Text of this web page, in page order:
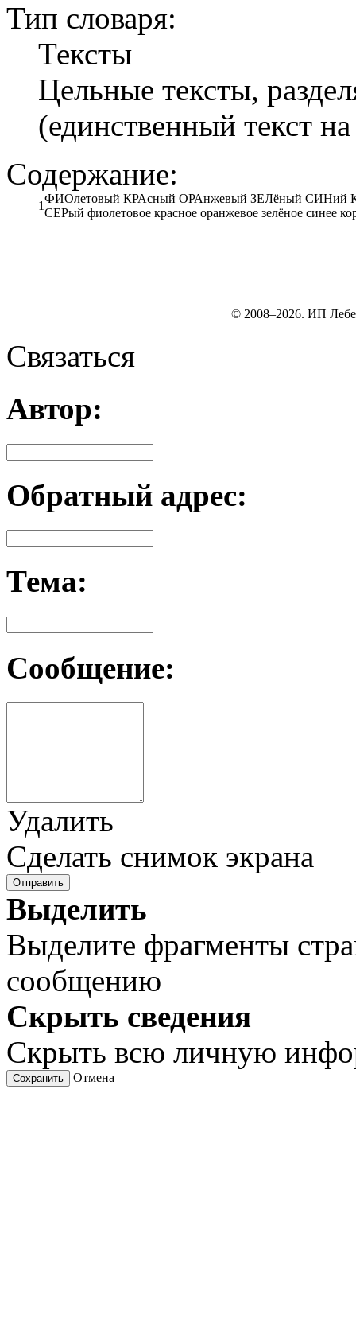
Тип словаря:
Тексты
Цельные тексты,
(единственный текст
Содержание:
1
ФИОлетовый КРАсный ОРАнжевый ЗЕЛёный СИНий
СЕРый фиолетовое красное оранжевое зелёное синее
© 2008–2026. ИП
Связаться
Автор:
Обратный адрес:
Тема:
Сообщение:
Удалить
Сделать снимок экрана
Отправить
Выделить
Выделите фрагменты
сообщению
Скрыть сведения
Скрыть всю личную
Сохранить Отмена